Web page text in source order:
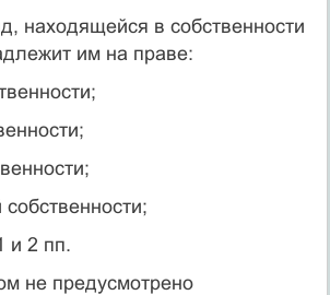
находящейся в собственности
им на праве:
собственности;
и 2 пп.
не предусмотрено